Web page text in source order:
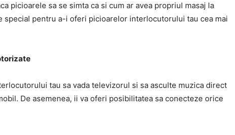
picioarele sa se simta ca si cum ar avea propriul masaj la
special pentru a-i oferi picioarelor interlocutorului tau cea mai
tau sa vada televizorul si sa asculte muzica direct
De asemenea, ii va oferi posibilitatea sa conecteze orice